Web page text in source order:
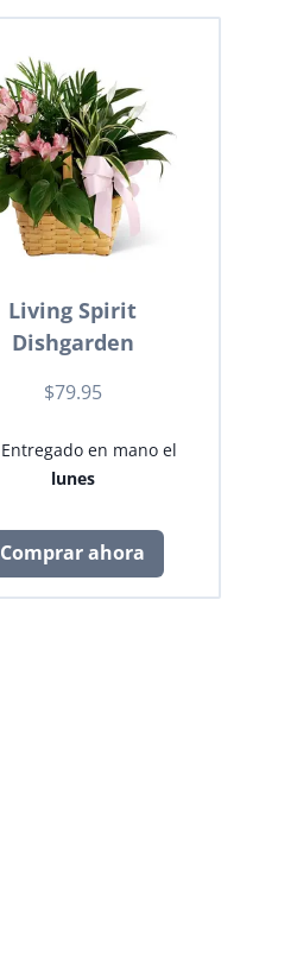
Living Spirit
Dishgarden
$79.95
Entregado en mano el
lunes
Comprar ahora